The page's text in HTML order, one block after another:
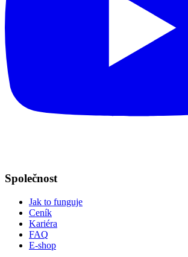
Společnost
Jak to funguje
Ceník
Kariéra
FAQ
E-shop